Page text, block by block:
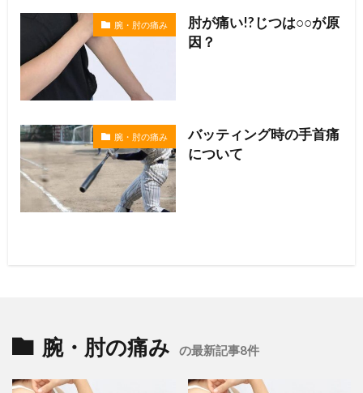
腕・肘の痛み
肘が痛い!?じつは○○が原
因？
腕・肘の痛み
バッティング時の手首痛
について
腕・肘の痛み の最新記事8件